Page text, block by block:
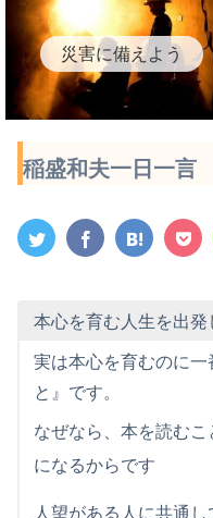
災害に備えよう
稲盛和夫一日一言
本心を育む人生を出発
実は本心を育むのに一
と』です。
なぜなら、本を読むこ
になるからです
人望がある人に共通